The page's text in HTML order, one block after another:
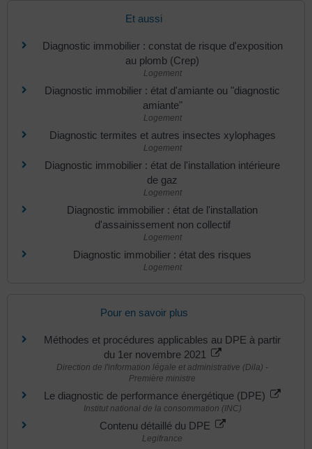
Et aussi
Diagnostic immobilier : constat de risque d'exposition
au plomb (Crep)
Logement
Diagnostic immobilier : état d'amiante ou "diagnostic
amiante"
Logement
Diagnostic termites et autres insectes xylophages
Logement
Diagnostic immobilier : état de l'installation intérieure
de gaz
Logement
Diagnostic immobilier : état de l'installation
d'assainissement non collectif
Logement
Diagnostic immobilier : état des risques
Logement
Pour en savoir plus
Méthodes et procédures applicables au DPE à partir
du 1er novembre 2021
Direction de l'information légale et administrative (Dila) -
Première ministre
Le diagnostic de performance énergétique (DPE)
Institut national de la consommation (INC)
Contenu détaillé du DPE
Legifrance